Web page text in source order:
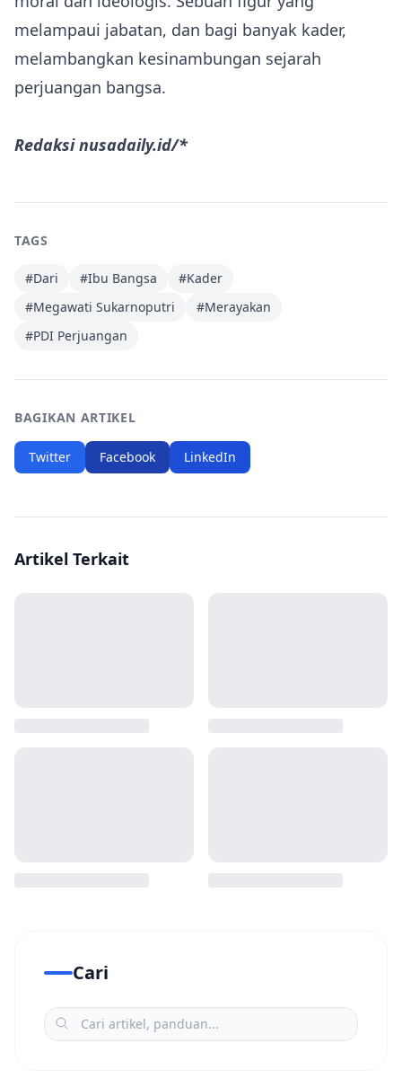
melampaui jabatan, dan bagi banyak kader,
melambangkan kesinambungan sejarah
perjuangan bangsa.
Redaksi nusadaily.id/*
TAGS
#Dari #Ibu Bangsa #Kader
#Megawati Sukarnoputri #Merayakan
#PDI Perjuangan
BAGIKAN ARTIKEL
Twitter Facebook LinkedIn
Artikel Terkait
Cari